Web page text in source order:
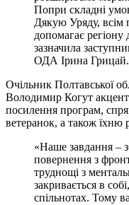
Попри складні
Дякую Уряду, всім
допомагає
зазначила
ОДА Ірина Грицай.
Очільник Полтавської
Володимир Когут
посилення програм,
ветеранок, а також їхню
«Наше завдання –
повернення з
труднощі з
закривається в
спільнотах. Тому